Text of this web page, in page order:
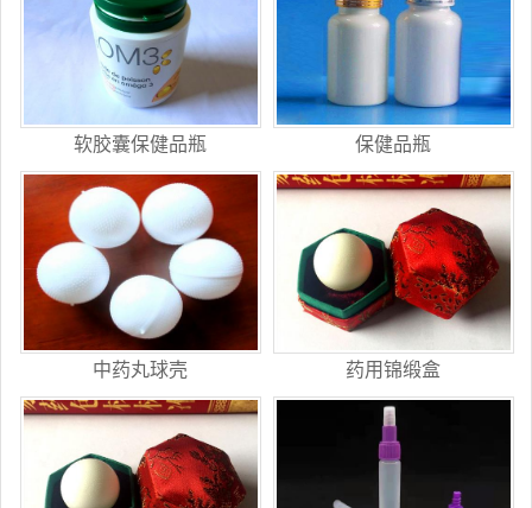
软胶囊保健品瓶 保健品瓶
中药丸球壳 药用锦缎盒